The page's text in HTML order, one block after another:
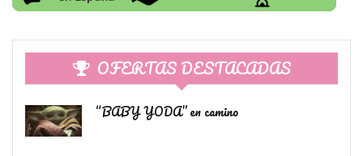
OFERTAS DESTACADAS
“BABY YODA” en camino